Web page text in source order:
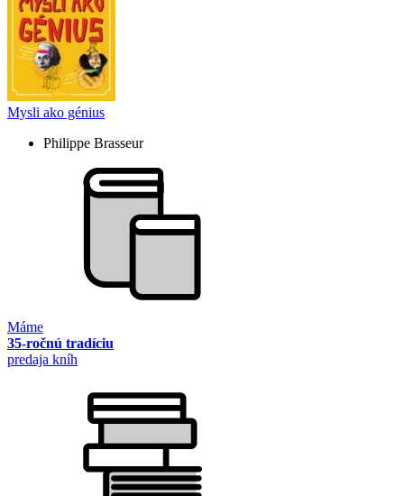
Mysli ako génius
Philippe Brasseur
Máme
35-ročnú tradíciu
predaja kníh